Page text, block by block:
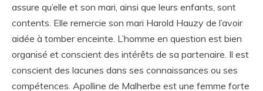
assure qu’elle et son mari, ainsi que leurs enfants, sont
contents. Elle remercie son mari Harold Hauzy de l’avoir
aidée à tomber enceinte. L’homme en question est bien
organisé et conscient des intérêts de sa partenaire. Il est
conscient des lacunes dans ses connaissances ou ses
compétences. Apolline de Malherbe est une femme forte